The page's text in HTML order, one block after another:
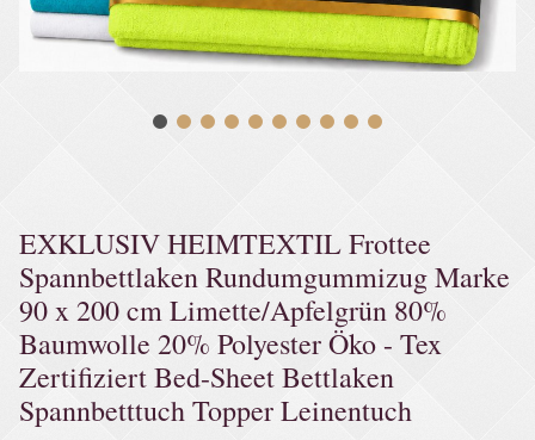
EXKLUSIV HEIMTEXTIL Frottee
Spannbettlaken Rundumgummizug Marke
90 x 200 cm Limette/Apfelgrün 80%
Baumwolle 20% Polyester Öko - Tex
Zertifiziert Bed-Sheet Bettlaken
Spannbetttuch Topper Leinentuch